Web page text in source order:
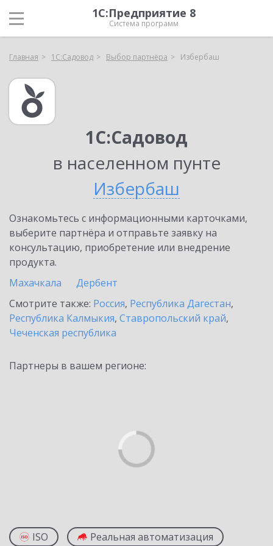
1С:Предприятие 8
Система программ
Главная 1С:Садовод Выбор партнёра Избербаш
1С:Садовод
в населенном пунте
Избербаш
Ознакомьтесь с информационными карточками,
выберите партнёра и отправьте заявку на
консультацию, приобретение или внедрение
продукта.
Махачкала
Дербент
Смотрите также: Россия, Республика Дагестан,
Республика Калмыкия, Ставропольский край,
Чеченская республика
Партнеры в вашем регионе:
ISO Реальная автоматизация